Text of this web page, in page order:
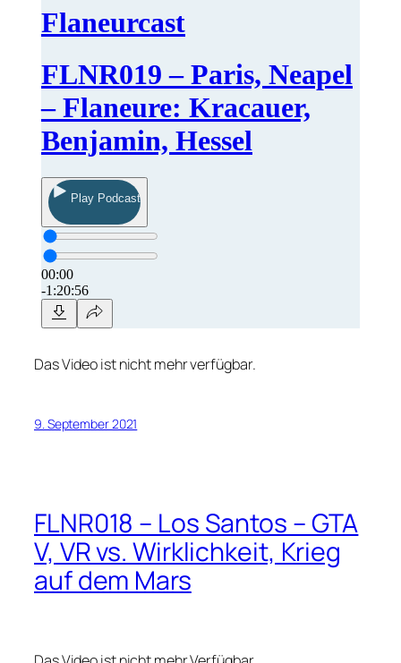
Das Video ist nicht mehr verfügbar.
9. September 2021
FLNR018 – Los Santos – GTA
V, VR vs. Wirklichkeit, Krieg
auf dem Mars